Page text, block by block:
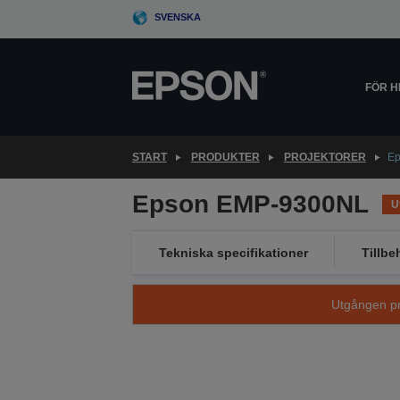
SVENSKA
FÖR
START PRODUKTER PROJEKTORER
Epson EMP-9300NL
Tekniska specifikationer
Utgången